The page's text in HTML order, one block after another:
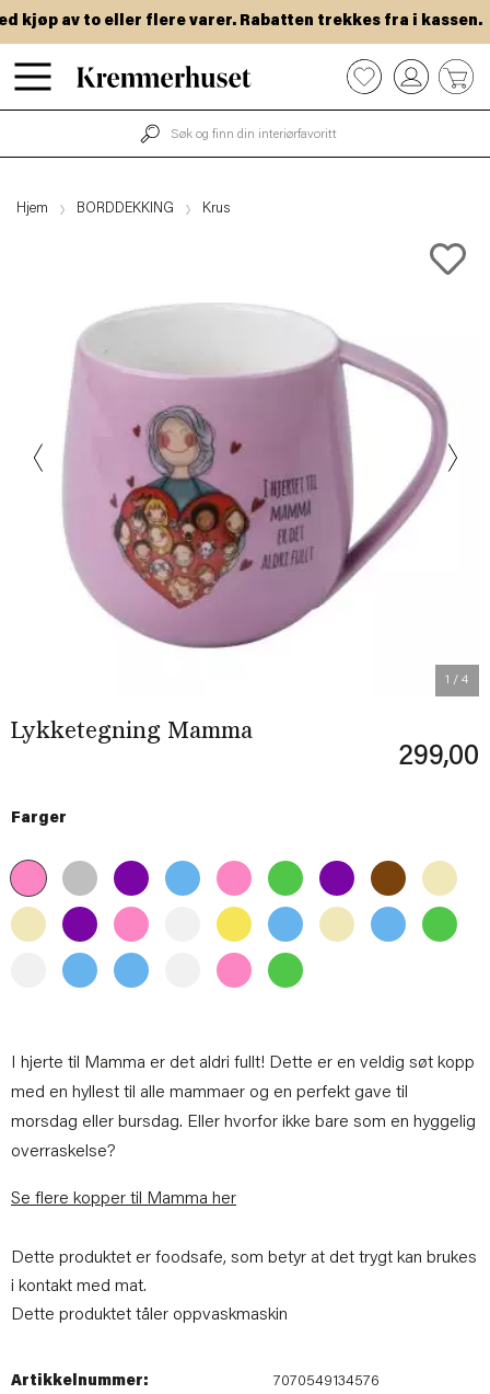
Hopp
til
kjøp av to eller flere varer. Rabatten trekkes fra i kassen.
0
Hjem BORDDEKKING Krus
1 / 4
Lykketegning Mamma
299,00
Farger
I hjerte til Mamma er det aldri fullt! Dette er en veldig søt kopp
med en hyllest til alle mammaer og en perfekt gave til
morsdag eller bursdag. Eller hvorfor ikke bare som en hyggelig
overraskelse?
Se flere kopper til Mamma her
Dette produktet er foodsafe, som betyr at det trygt kan brukes
i kontakt med mat.
Dette produktet tåler oppvaskmaskin
Artikkelnummer:
7070549134576